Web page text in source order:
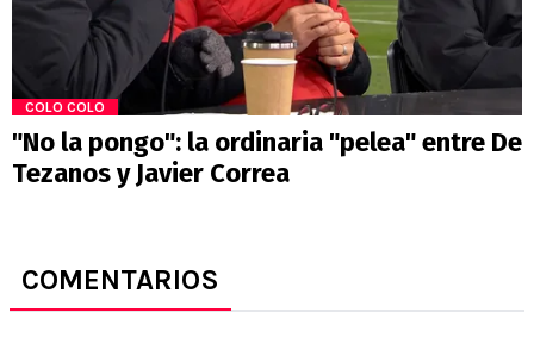
COLO COLO
"No la pongo": la ordinaria "pelea" entre De
Tezanos y Javier Correa
COMENTARIOS